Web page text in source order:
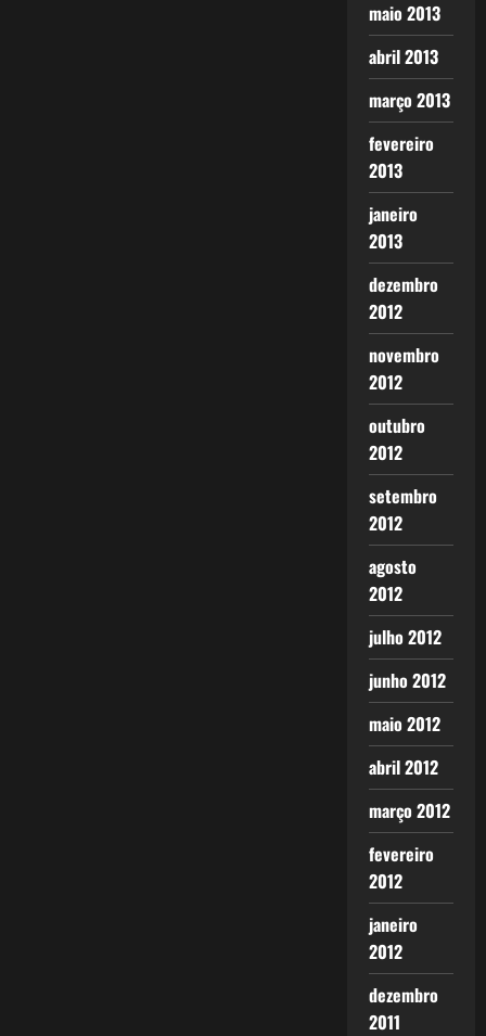
maio 2013
abril 2013
março 2013
fevereiro
2013
janeiro
2013
dezembro
2012
novembro
2012
outubro
2012
setembro
2012
agosto
2012
julho 2012
junho 2012
maio 2012
abril 2012
março 2012
fevereiro
2012
janeiro
2012
dezembro
2011